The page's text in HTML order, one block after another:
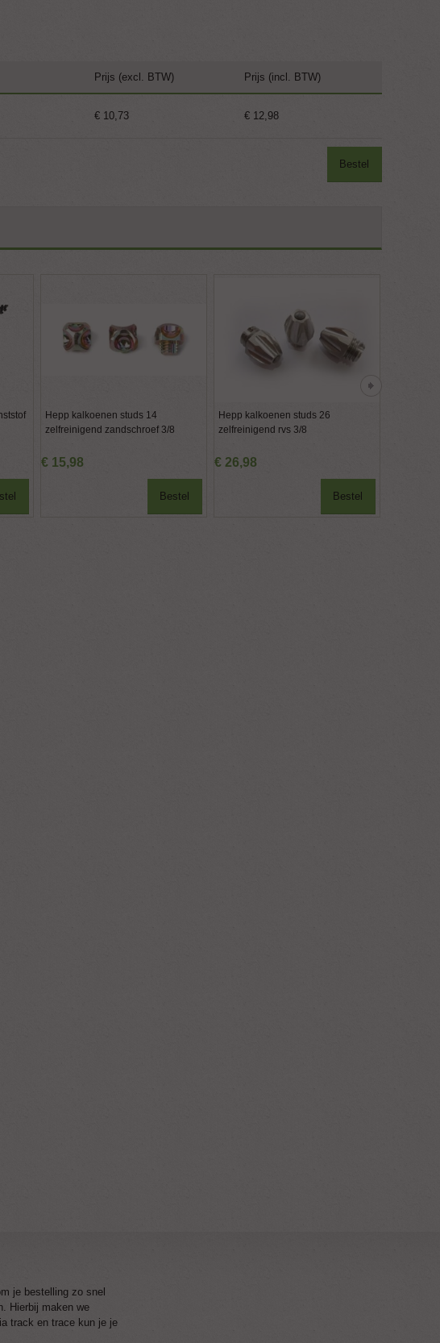
Prijs (excl. BTW) Prijs (incl. BTW)
€ 10,73 € 12,98
Bestel
Hepp kalkoenen studs 14
zelfreinigend zandschroef 3/8
€ 15,98
Bestel
Hepp kalkoenen studs 26
zelfreinigend rvs 3/8
€ 26,98
Bestel
je bestelling zo snel
Hierbij maken we
track en trace kun je je